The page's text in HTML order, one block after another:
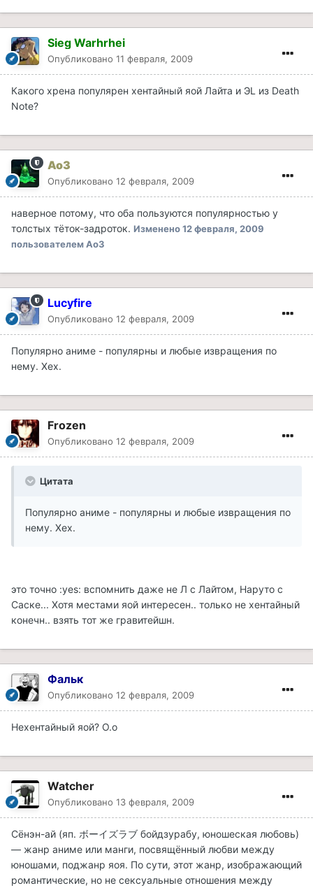
Sieg Warhrhei
Опубликовано 11 февраля, 2009
Какого хрена популярен хентайный яой Лайта и ЭL из Death
Note?
Ao3
Опубликовано 12 февраля, 2009
наверное потому, что оба пользуются популярностью у
толстых тёток-задроток. Изменено12 февраля, 2009
пользователем Ao3
Lucyfire
Опубликовано 12 февраля, 2009
Популярно аниме - популярны и любые извращения по
нему. Хех.
Frozen
Опубликовано 12 февраля, 2009
Цитата
Популярно аниме - популярны и любые извращения по
нему. Хех.
это точно :yes: вспомнить даже не Л с Лайтом, Наруто с
Саске... Хотя местами яой интересен.. только не хентайный
конечн.. взять тот же гравитейшн.
Фальк
Опубликовано 12 февраля, 2009
Нехентайный яой? О.о
Watcher
Опубликовано 13 февраля, 2009
Сёнэн-ай (яп. ボーイズラブ бойдзурабу, юношеская любовь)
— жанр аниме или манги, посвящённый любви между
юношами, поджанр яоя. По сути, этот жанр, изображающий
романтические, но не сексуальные отношения между